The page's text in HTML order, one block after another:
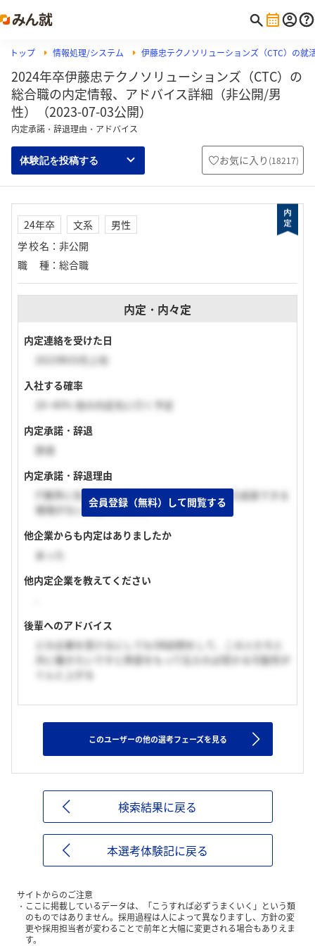
トップ 情報処理/システム 伊藤忠テクノソリューションズ（CTC）の就
2024年卒伊藤忠テクノソリューションズ（CTC）の
総合職の内定情報、アドバイス詳細（非公開/男
性）（2023-07-03公開）
内定承諾・辞退理由・アドバイス
体験記を投稿する お気に入り (18217)
24年卒 文系
男性
学校名 ： 非公開
職種 ： 総合職
内定・内々定
内定連絡を受けた日
2023年03月上旬
入社する確率
20~40% 他の内定先に行く予定
内定承諾・辞退
辞退
内定承諾・辞退理由
IT業界に先が見えなかったことと、あまり自己成長できる
環境がないと思ったため。
他企業からも内定はありましたか
あった
他内定企業を教えてください
後輩へのアドバイス
どの企業を受けるにしてもOB訪問をして、この人たちと
共に働きたいですと熱意をもって伝えれば受かる可能性が
ぐんと上がる
会員登録（無料）して閲覧する
このユーザーの他の選考フェーズを見る
検索結果に戻る
本選考体験記に戻る
サイトからのご注意
ここに掲載しているデータは、「こうすれば必ずうまくいく」という類
のものではありません。採用過程は人によって異なりますし、方針の変
更や採用担当者が変わることで前年と大幅に変更される場合もありえま
す。